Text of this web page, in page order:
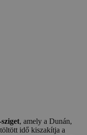
, amely a Dunán,
idő kiszakítja a